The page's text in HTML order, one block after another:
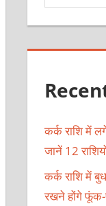
कर्क राशि में
जानें 12
कर्क राशि में
रखने होंगे